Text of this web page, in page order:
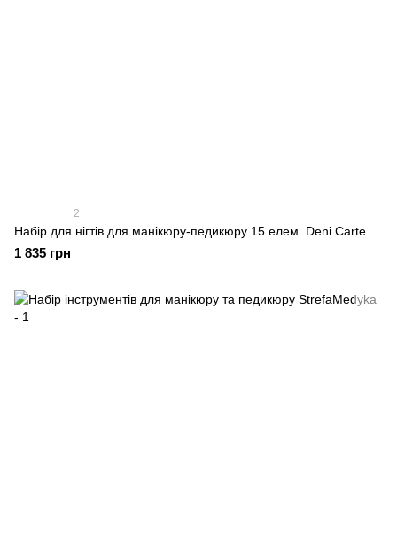
2
Набір для нігтів для манікюру-педикюру 15 елем. Deni Carte
1 835 грн